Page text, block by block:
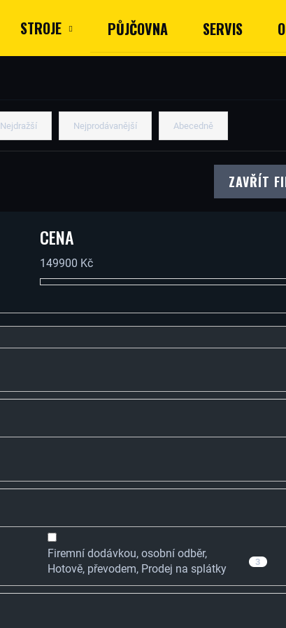
STROJE PŮJČOVNA SERVIS
Nejdražší Nejprodávanější Abecedně
ZAVŘÍT
CENA
149900 Kč
Firemní dodávkou, osobní odběr,
Hotově, převodem, Prodej na splátky
3